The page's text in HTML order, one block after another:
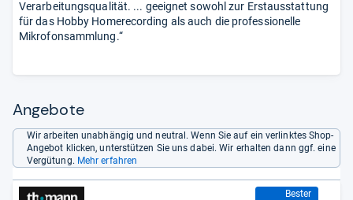
Verarbeitungsqualität. ... geeignet sowohl zur Erstausstattung
für das Hobby Homerecording als auch die professionelle
Mikrofonsammlung.“
Angebote
Wir arbeiten unabhängig und neutral. Wenn Sie auf ein verlinktes Shop-
Angebot klicken, unterstützen Sie uns dabei. Wir erhalten dann ggf. eine
Vergütung. Mehr erfahren
Bester
249,00 €